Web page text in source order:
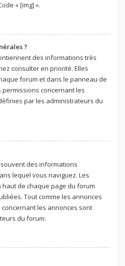
« [img] ».
?
des informations très
consulter en priorité. Elles
forum et dans le panneau de
permissions concernant les
par les administrateurs du
des informations
lequel vous naviguez. Les
de chaque page du forum
Tout comme les annonces
les annonces sont
du forum.